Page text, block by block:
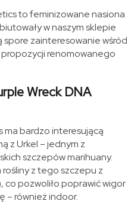
to feminizowane nasiona
w naszym sklepie
spore zainteresowanie wśród
renomowanego
Wreck DNA
bardzo interesującą
z Urkel – jednym z
szczepów marihuany.
z tego szczepu z
co pozwoliło poprawić wigor
– również indoor.